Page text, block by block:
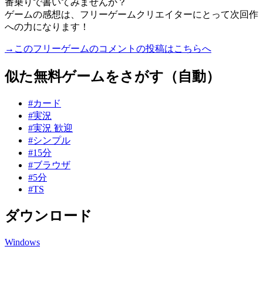
ゲームの感想は、フリーゲームクリエイターにとって次回作
への力になります！
→このフリーゲームのコメントの投稿はこちらへ
似た無料ゲームをさがす（自動）
#カード
#実況
#実況 歓迎
#シンプル
#15分
#ブラウザ
#5分
#TS
ダウンロード
Windows